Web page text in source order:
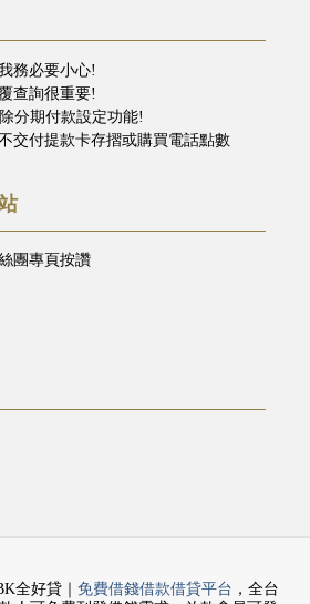
務必要小心!
查詢很重要!
分期付款設定功能!
交付提款卡存摺或購買電話點數
團專頁按讚
全好貸｜ 免費借錢借款借貸平台 ，全台